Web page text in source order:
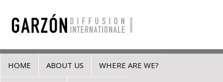
HOME ABOUT US WHERE ARE WE?